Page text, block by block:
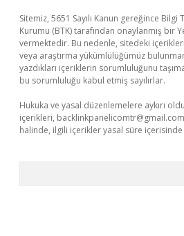
Sitemiz, 5651 Sayılı Kanun gereğince
Kurumu (BTK) tarafından onaylanmış bir
vermektedir. Bu nedenle, sitedeki
veya araştırma yükümlülüğümüz
yazdıkları içeriklerin sorumluluğunu
bu sorumluluğu kabul etmiş sayılırlar.
Hukuka ve yasal düzenlemelere aykırı
içerikleri, backlinkpanelicomtr@gmail.com
halinde, ilgili içerikler yasal süre içerisinde